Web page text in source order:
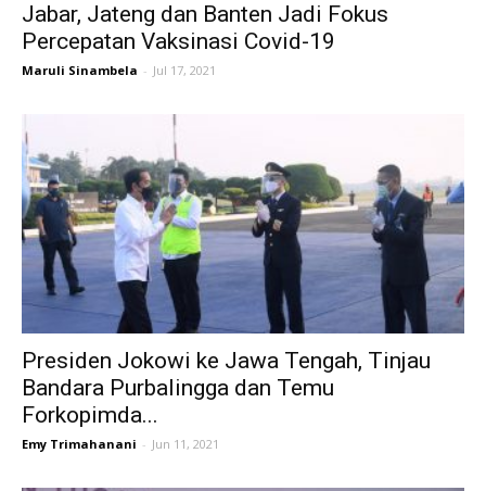
Jabar, Jateng dan Banten Jadi Fokus
Percepatan Vaksinasi Covid-19
Maruli Sinambela - Jul 17, 2021
Presiden Jokowi ke Jawa Tengah, Tinjau
Bandara Purbalingga dan Temu
Forkopimda...
Emy Trimahanani - Jun 11, 2021